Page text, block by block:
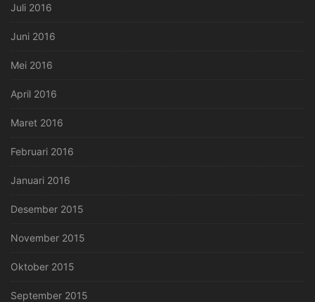
Juli 2016
Juni 2016
Mei 2016
April 2016
Maret 2016
Februari 2016
Januari 2016
Desember 2015
November 2015
Oktober 2015
September 2015